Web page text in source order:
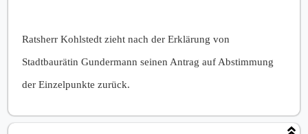
Ratsherr Kohlstedt zieht nach der Erklärung von
Stadtbaurätin Gundermann seinen Antrag auf Abstimmung
der Einzelpunkte zurück.